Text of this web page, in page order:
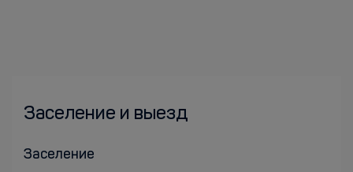
Заселение и выезд
Заселение